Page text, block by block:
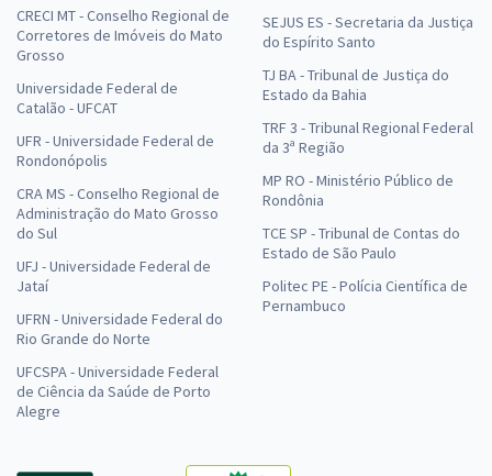
CRECI MT - Conselho Regional de
Corretores de Imóveis do Mato
Grosso
Universidade Federal de
Catalão - UFCAT
UFR - Universidade Federal de
Rondonópolis
CRA MS - Conselho Regional de
Administração do Mato Grosso
do Sul
UFJ - Universidade Federal de
Jataí
UFRN - Universidade Federal do
Rio Grande do Norte
UFCSPA - Universidade Federal
de Ciência da Saúde de Porto
Alegre
SEJUS ES - Secretaria da Justiça
do Espírito Santo
TJ BA - Tribunal de Justiça do
Estado da Bahia
TRF 3 - Tribunal Regional Federal
da 3ª Região
MP RO - Ministério Público de
Rondônia
TCE SP - Tribunal de Contas do
Estado de São Paulo
Politec PE - Polícia Científica de
Pernambuco